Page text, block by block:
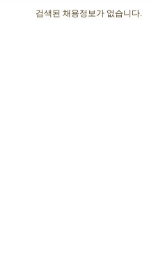
검색된 채용정보가 없습니다.